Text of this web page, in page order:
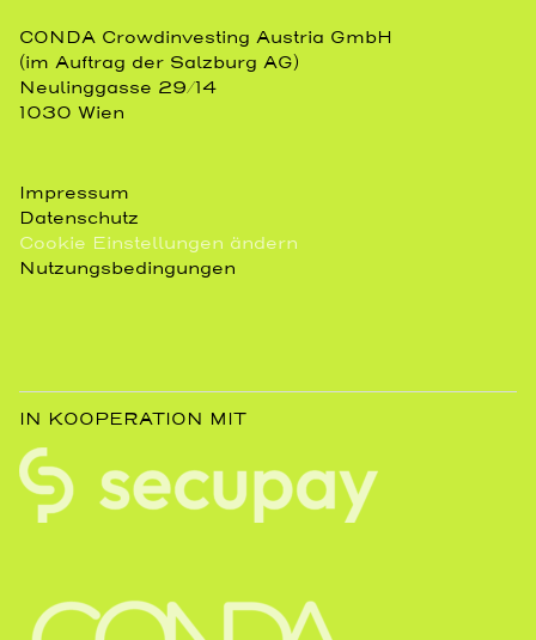
CONDA Crowdinvesting Austria GmbH
(im Auftrag der Salzburg AG)
Neulinggasse 29/14
1030 Wien
Impressum
Datenschutz
Cookie Einstellungen ändern
Nutzungsbedingungen
IN KOOPERATION MIT